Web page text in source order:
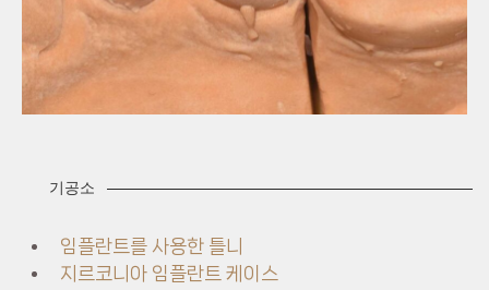
기공소
임플란트를 사용한 틀니
지르코니아 임플란트 케이스